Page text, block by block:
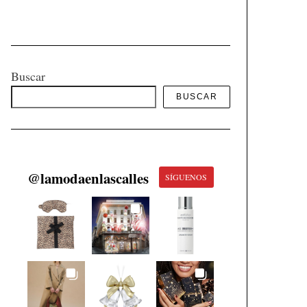
Buscar
BUSCAR
@lamodaenlascalles SÍGUENOS